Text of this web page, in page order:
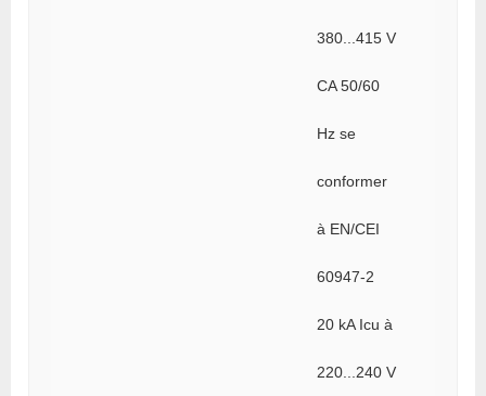
380...415 V
CA 50/60
Hz se
conformer
à EN/CEI
60947-2
20 kA Icu à
220...240 V